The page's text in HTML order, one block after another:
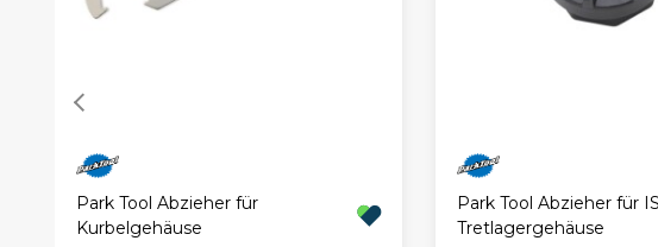
Park Tool Abzieher für
Kurbelgehäuse
Park Tool Abzieher für
Tretlagergehäuse